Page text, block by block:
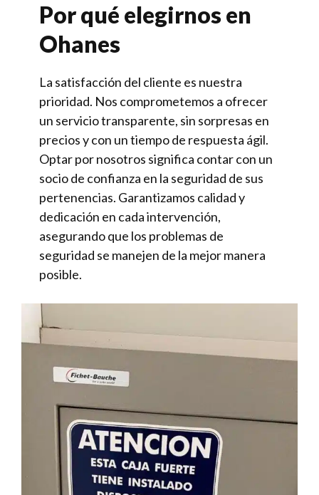
Por qué elegirnos en
Ohanes
La satisfacción del cliente es nuestra
prioridad. Nos comprometemos a ofrecer
un servicio transparente, sin sorpresas en
precios y con un tiempo de respuesta ágil.
Optar por nosotros significa contar con un
socio de confianza en la seguridad de sus
pertenencias. Garantizamos calidad y
dedicación en cada intervención,
asegurando que los problemas de
seguridad se manejen de la mejor manera
posible.